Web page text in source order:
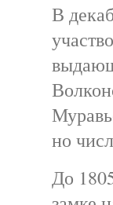
В
но
До